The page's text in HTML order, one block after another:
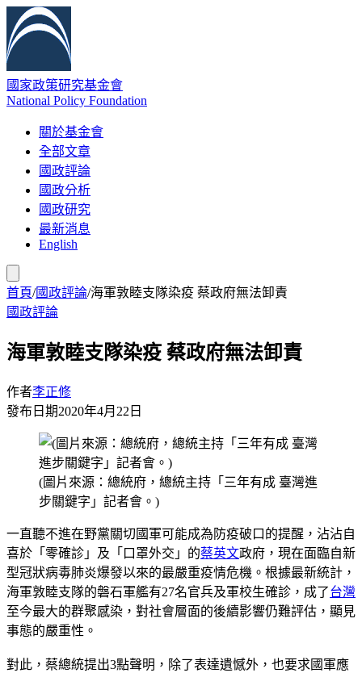
國家政策研究基金會
National Policy Foundation
關於基金會
全部文章
國政評論
國政分析
國政研究
最新消息
English
首頁/國政評論/海軍敦睦支隊染疫 蔡政府無法卸責
國政評論
海軍敦睦支隊染疫 蔡政府無法卸責
作者李正修
發布日期2020年4月22日
(圖片來源：總統府，總統主持「三年有成 臺灣進
步關鍵字」記者會。)
一直聽不進在野黨關切國軍可能成為防疫破口的提醒，沾沾自
喜於「零確診」及「口罩外交」的蔡英文政府，現在面臨自新
型冠狀病毒肺炎爆發以來的最嚴重疫情危機。根據最新統計，
海軍敦睦支隊的磐石軍艦有27名官兵及軍校生確診，成了台灣
至今最大的群聚感染，對社會層面的後續影響仍難評估，顯見
事態的嚴重性。
對此，蔡總統提出3點聲明，除了表達遺憾外，也要求國軍應